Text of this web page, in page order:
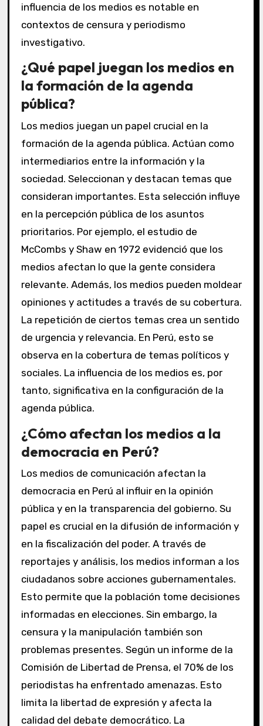
influencia de los medios es notable en
contextos de censura y periodismo
investigativo.
¿Qué papel juegan los medios en
la formación de la agenda
pública?
Los medios juegan un papel crucial en la
formación de la agenda pública. Actúan como
intermediarios entre la información y la
sociedad. Seleccionan y destacan temas que
consideran importantes. Esta selección influye
en la percepción pública de los asuntos
prioritarios. Por ejemplo, el estudio de
McCombs y Shaw en 1972 evidenció que los
medios afectan lo que la gente considera
relevante. Además, los medios pueden moldear
opiniones y actitudes a través de su cobertura.
La repetición de ciertos temas crea un sentido
de urgencia y relevancia. En Perú, esto se
observa en la cobertura de temas políticos y
sociales. La influencia de los medios es, por
tanto, significativa en la configuración de la
agenda pública.
¿Cómo afectan los medios a la
democracia en Perú?
Los medios de comunicación afectan la
democracia en Perú al influir en la opinión
pública y en la transparencia del gobierno. Su
papel es crucial en la difusión de información y
en la fiscalización del poder. A través de
reportajes y análisis, los medios informan a los
ciudadanos sobre acciones gubernamentales.
Esto permite que la población tome decisiones
informadas en elecciones. Sin embargo, la
censura y la manipulación también son
problemas presentes. Según un informe de la
Comisión de Libertad de Prensa, el 70% de los
periodistas ha enfrentado amenazas. Esto
limita la libertad de expresión y afecta la
calidad del debate democrático. La